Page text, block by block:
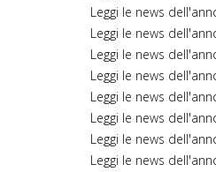
Leggi le news
Leggi le news
Leggi le news
Leggi le news
Leggi le news
Leggi le news
Leggi le news
Leggi le news